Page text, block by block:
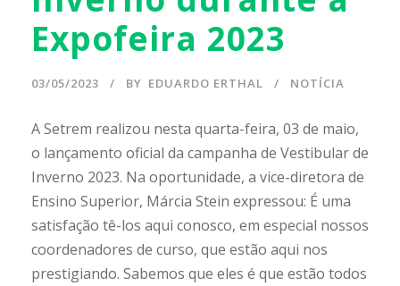
Expofeira 2023
03/05/2023 BY EDUARDO ERTHAL NOTÍCIA
A Setrem realizou nesta quarta-feira, 03 de maio,
o lançamento oficial da campanha de Vestibular de
Inverno 2023. Na oportunidade, a vice-diretora de
Ensino Superior, Márcia Stein expressou: É uma
satisfação tê-los aqui conosco, em especial nossos
coordenadores de curso, que estão aqui nos
prestigiando. Sabemos que eles é que estão todos